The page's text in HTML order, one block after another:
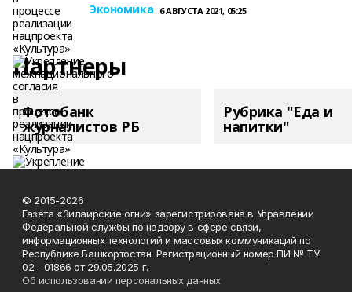
Экономика 6 АВГУСТА 2021, 05:25
Партнеры
Фотобанк
журналистов РБ
Рубрика "Еда и
напитки"
© 2015-2026
Газета «Зилаирские огни» зарегистрирована в Управлении
Федеральной службы по надзору в сфере связи,
информационных технологий и массовых коммуникаций по
Республике Башкортостан. Регистрационный номер ПИ № ТУ
02 - 01866 от 29.05.2025 г.
Об использовании персональных данных